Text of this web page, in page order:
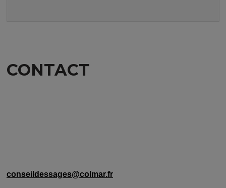
CONTACT
conseildessages@colmar.fr